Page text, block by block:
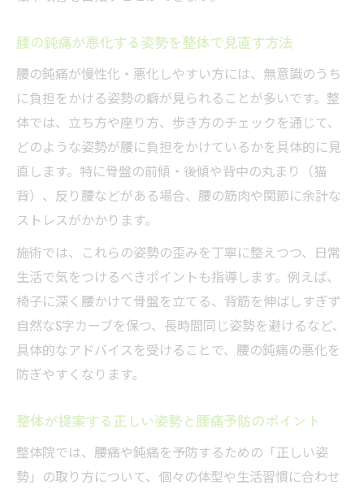
腰の鈍痛が悪化する姿勢を整体で見直す方法
腰の鈍痛が慢性化・悪化しやすい方には、無意識のうち
に負担をかける姿勢の癖が見られることが多いです。整
体では、立ち方や座り方、歩き方のチェックを通じて、
どのような姿勢が腰に負担をかけているかを具体的に見
直します。特に骨盤の前傾・後傾や背中の丸まり（猫
背）、反り腰などがある場合、腰の筋肉や関節に余計な
ストレスがかかります。
施術では、これらの姿勢の歪みを丁寧に整えつつ、日常
生活で気をつけるべきポイントも指導します。例えば、
椅子に深く腰かけて骨盤を立てる、背筋を伸ばしすぎず
自然なS字カーブを保つ、長時間同じ姿勢を避けるなど、
具体的なアドバイスを受けることで、腰の鈍痛の悪化を
防ぎやすくなります。
整体が提案する正しい姿勢と腰痛予防のポイント
整体院では、腰痛や鈍痛を予防するための「正しい姿
勢」の取り方について、個々の体型や生活習慣に合わせ